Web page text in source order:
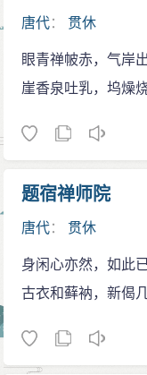
唐代： 贯休
眼青禅帔赤，气岸
崖香泉吐乳，坞燥
题宿禅师院
唐代： 贯休
身闲心亦然，如此
古衣和藓衲，新偈